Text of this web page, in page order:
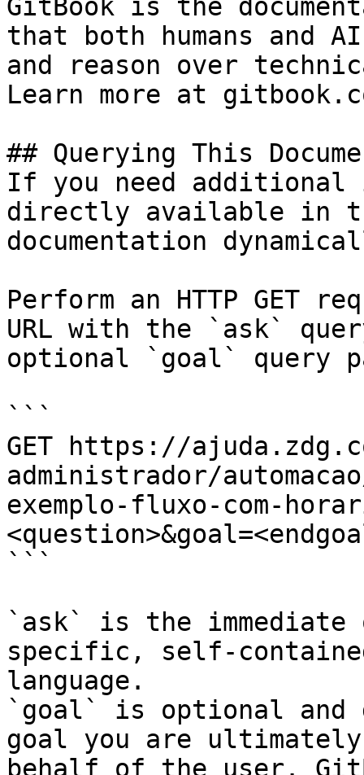
GitBook is the
that both humans and
and reason over
Learn more at
## Querying This
If you need
directly available in
documentation
Perform an HTTP GET
URL with the `ask`
optional `goal` query
```
GET https://
administrador/
exemplo-fluxo-com-
```
`ask` is the
specific, self-
language.
`goal` is optional and
goal you are
behalf of the user.